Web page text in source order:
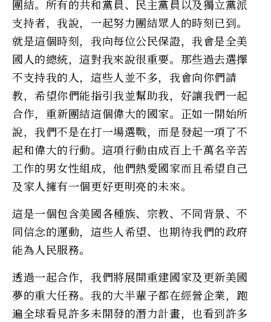
團結。所有的共和黨員、民主黨員以及獨立黨派
支持者，我說，一起努力團結眾人的時刻已到。
就是這個時刻，我向每位公民保證，我會是全美
國人的總統，這對我來說很重要。那些過去選擇
不支持我的人，這些人並不多，我會向你們請
教，希望你們能指引我並幫助我，好讓我們一起
合作，重新團結這個偉大的國家。正如一開始所
說，我們不是在打一場選戰，而是發起一項了不
起和偉大的行動。這項行動由成百上千萬名辛苦
工作的男女性組成，他們熱愛國家而且希望自己
及家人擁有一個更好更明亮的未來。
這是一個包含美國各種族、宗教、不同背景、不
同信念的運動，這些人希望、也期待我們的政府
能為人民服務。
透過一起合作，我們將展開重建國家及更新美國
夢的重大任務。我的大半輩子都在經營企業，跑
遍全球看見許多未開發的潛力計畫，也看到許多